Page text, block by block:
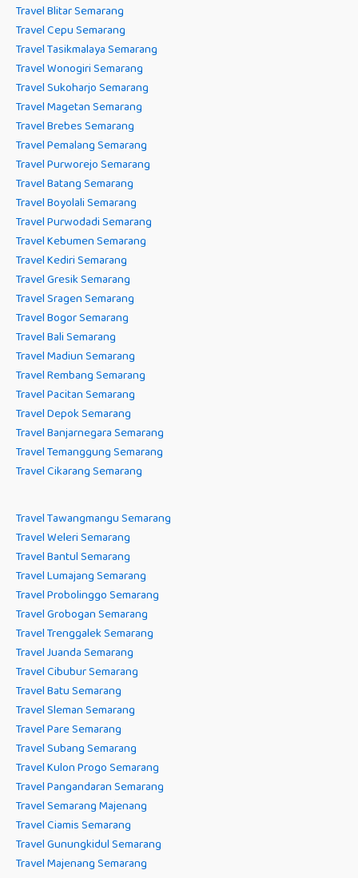
Travel Blitar Semarang
Travel Cepu Semarang
Travel Tasikmalaya Semarang
Travel Wonogiri Semarang
Travel Sukoharjo Semarang
Travel Magetan Semarang
Travel Brebes Semarang
Travel Pemalang Semarang
Travel Purworejo Semarang
Travel Batang Semarang
Travel Boyolali Semarang
Travel Purwodadi Semarang
Travel Kebumen Semarang
Travel Kediri Semarang
Travel Gresik Semarang
Travel Sragen Semarang
Travel Bogor Semarang
Travel Bali Semarang
Travel Madiun Semarang
Travel Rembang Semarang
Travel Pacitan Semarang
Travel Depok Semarang
Travel Banjarnegara Semarang
Travel Temanggung Semarang
Travel Cikarang Semarang
Travel Tawangmangu Semarang
Travel Weleri Semarang
Travel Bantul Semarang
Travel Lumajang Semarang
Travel Probolinggo Semarang
Travel Grobogan Semarang
Travel Trenggalek Semarang
Travel Juanda Semarang
Travel Cibubur Semarang
Travel Batu Semarang
Travel Sleman Semarang
Travel Pare Semarang
Travel Subang Semarang
Travel Kulon Progo Semarang
Travel Pangandaran Semarang
Travel Semarang Majenang
Travel Ciamis Semarang
Travel Gunungkidul Semarang
Travel Majenang Semarang